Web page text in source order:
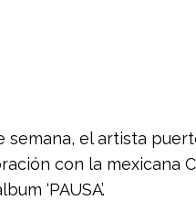
semana, el artista
con la mexicana
‘PAUSA’.